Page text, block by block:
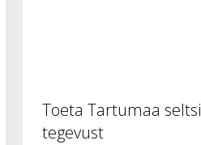
Toeta Tartumaa seltsi
tegevust